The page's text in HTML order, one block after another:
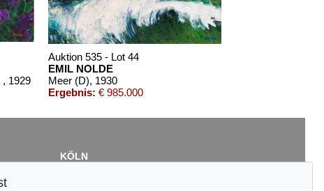
, 1929
Auktion 535 - Lot 44
EMIL NOLDE
Meer (D), 1930
Ergebnis: € 985.000
KÖLN